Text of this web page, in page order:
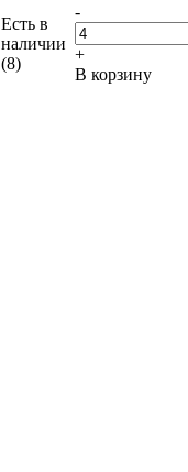
Есть в
наличии
(8)
-
+
В корзину